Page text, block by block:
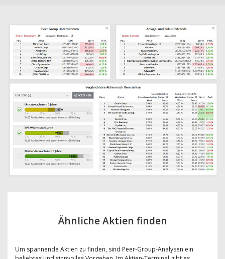
Ähnliche Aktien finden
Um spannende Aktien zu finden, sind Peer-Group-Analysen ein